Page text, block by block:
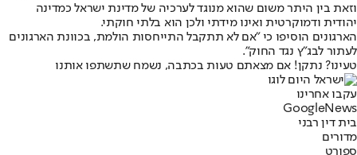
וזאת בין היתר משום שהוא מנוגד לערכיה של מדינת ישראל כמדינה
יהודית ודמוקרטית ואינו מידתי ולכן הוא בלתי חוקתי.
הארגונים הוסיפו כי "אם לא תתקבל התייחסות הולמת, בכוונת הארגונים
לעתור לבג"ץ נגד החוק".
טעינו? נתקן! אם מצאתם טעות בכתבה, נשמח שתשתפו אותנו
עקבו אחרינו
Googl eNews
בית דין רבני
מדורים
ספורט